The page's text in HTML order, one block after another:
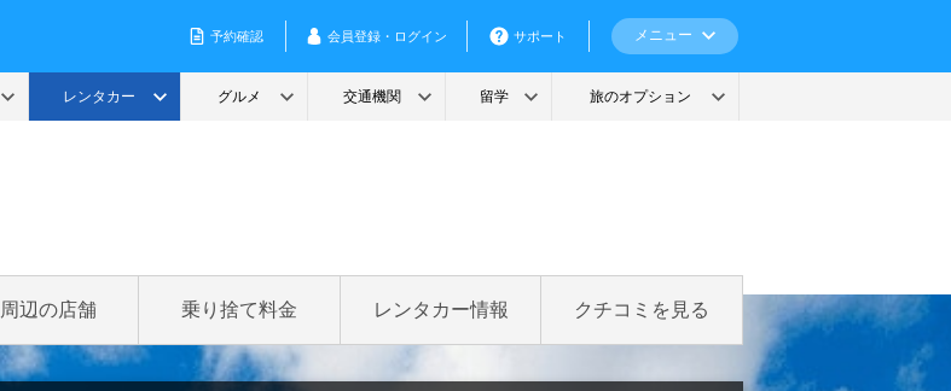
辺の店舗 乗り捨て料金 レンタカー情報 クチコミを見る